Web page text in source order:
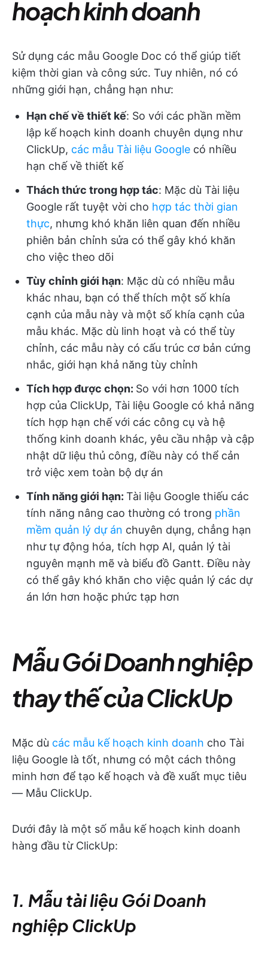
hoạch kinh doanh
Sử dụng các mẫu Google Doc có thể giúp tiết
kiệm thời gian và công sức. Tuy nhiên, nó có
những giới hạn, chẳng hạn như:
Hạn chế về thiết kế: So với các phần mềm
lập kế hoạch kinh doanh chuyên dụng như
ClickUp, các mẫu Tài liệu Google có nhiều
hạn chế về thiết kế
Thách thức trong hợp tác: Mặc dù Tài liệu
Google rất tuyệt vời cho hợp tác thời gian
thực, nhưng khó khăn liên quan đến nhiều
phiên bản chỉnh sửa có thể gây khó khăn
cho việc theo dõi
Tùy chỉnh giới hạn: Mặc dù có nhiều mẫu
khác nhau, bạn có thể thích một số khía
cạnh của mẫu này và một số khía cạnh của
mẫu khác. Mặc dù linh hoạt và có thể tùy
chỉnh, các mẫu này có cấu trúc cơ bản cứng
nhắc, giới hạn khả năng tùy chỉnh
Tích hợp được chọn: So với hơn 1000 tích
hợp của ClickUp, Tài liệu Google có khả năng
tích hợp hạn chế với các công cụ và hệ
thống kinh doanh khác, yêu cầu nhập và cập
nhật dữ liệu thủ công, điều này có thể cản
trở việc xem toàn bộ dự án
Tính năng giới hạn: Tài liệu Google thiếu các
tính năng nâng cao thường có trong phần
mềm quản lý dự án chuyên dụng, chẳng hạn
như tự động hóa, tích hợp AI, quản lý tài
nguyên mạnh mẽ và biểu đồ Gantt. Điều này
có thể gây khó khăn cho việc quản lý các dự
án lớn hơn hoặc phức tạp hơn
Mẫu Gói Doanh nghiệp
thay thế của ClickUp
Mặc dù các mẫu kế hoạch kinh doanh cho Tài
liệu Google là tốt, nhưng có một cách thông
minh hơn để tạo kế hoạch và đề xuất mục tiêu
— Mẫu ClickUp.
Dưới đây là một số mẫu kế hoạch kinh doanh
hàng đầu từ ClickUp:
1. Mẫu tài liệu Gói Doanh
nghiệp ClickUp